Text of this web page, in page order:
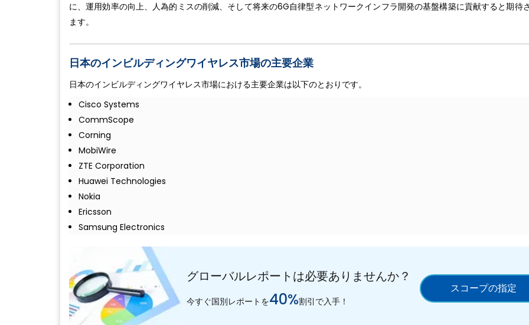
に、運用効率の向上、人為的ミスの削減、そして将来の6G自律型ネットワークインフラ開発の基盤構築に貢献すると期待
ます。
日本のインビルディングワイヤレス市場の主要企業
日本のインビルディングワイヤレス市場における主要企業は以下のとおりです。
Cisco Systems
CommScope
Corning
MobiWire
ZTE Corporation
Huawei Technologies
Nokia
Ericsson
Samsung Electronics
グローバルレポートは必要ありませんか？
今すぐ国別レポートを40%割引で入手！
スコープの指定